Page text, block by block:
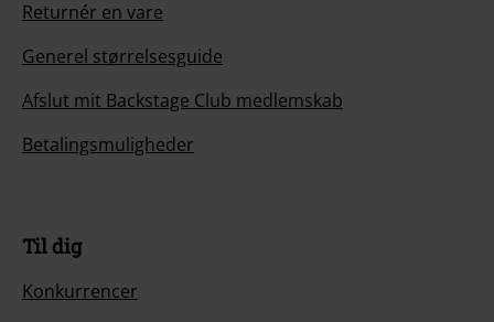
Returnér en vare
Generel størrelsesguide
Afslut mit Backstage Club medlemskab
Betalingsmuligheder
Til dig
Konkurrencer